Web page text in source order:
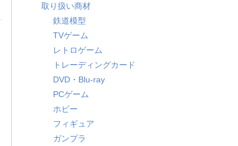
取り扱い商材
鉄道模型
TVゲーム
レトロゲーム
トレーディングカード
DVD・Blu-ray
PCゲーム
ホビー
フィギュア
ガンプラ